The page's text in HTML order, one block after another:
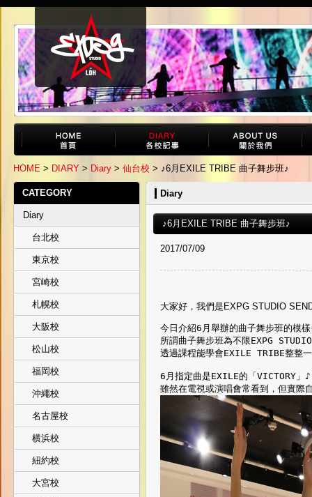
HOME > DIARY > Diary > 仙台校 > ♪6月EXILE TRIBE 曲子舞步班♪
CATEGORY
Diary
台北校
東京校
宮崎校
札幌校
大阪校
松山校
福岡校
沖繩校
名古屋校
横浜校
紐約校
大宮校
Diary
♪6月EXILE TRIBE 曲子舞步班♪
2017/07/09
大家好，我們是EXPG STUDIO
今日介紹6月舉辦的曲子舞步班的模
所謂曲子舞步班為不限EXPG
透過課程能學會EXILE TRIBE整整
6月指定曲是EXILE的「VICTORY」♪
雖然在電視或演唱會常看到，但實